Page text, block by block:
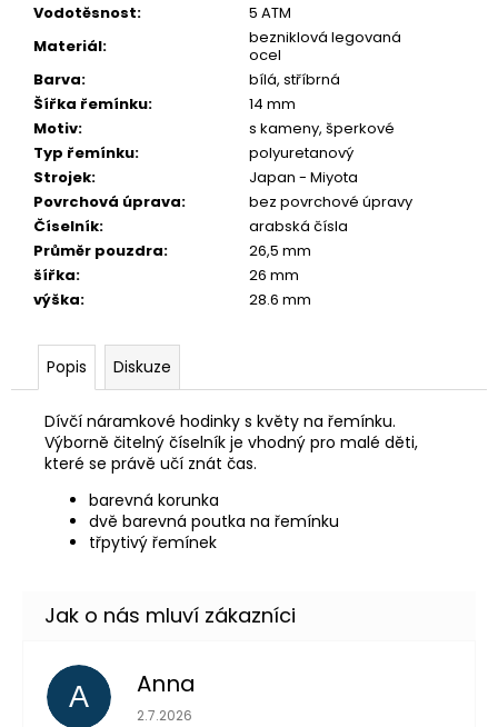
Vodotěsnost:
5 ATM
Materiál:
bezniklová legovaná
ocel
Barva:
bílá, stříbrná
Šířka řemínku:
14 mm
Motiv:
s kameny, šperkové
Typ řemínku:
polyuretanový
Strojek:
Japan - Miyota
Povrchová úprava:
bez povrchové úpravy
Číselník:
arabská čísla
Průměr pouzdra:
26,5 mm
šířka:
26 mm
výška: 28.6 mm
Popis Diskuze
Dívčí náramkové hodinky s květy na řemínku.
Výborně čitelný číselník je vhodný pro malé děti,
které se právě učí znát čas.
barevná korunka
dvě barevná poutka na řemínku
třpytivý řemínek
A Anna
Hodnocení obchodu je 5 z 5 hvězdiček.
2.7.2026